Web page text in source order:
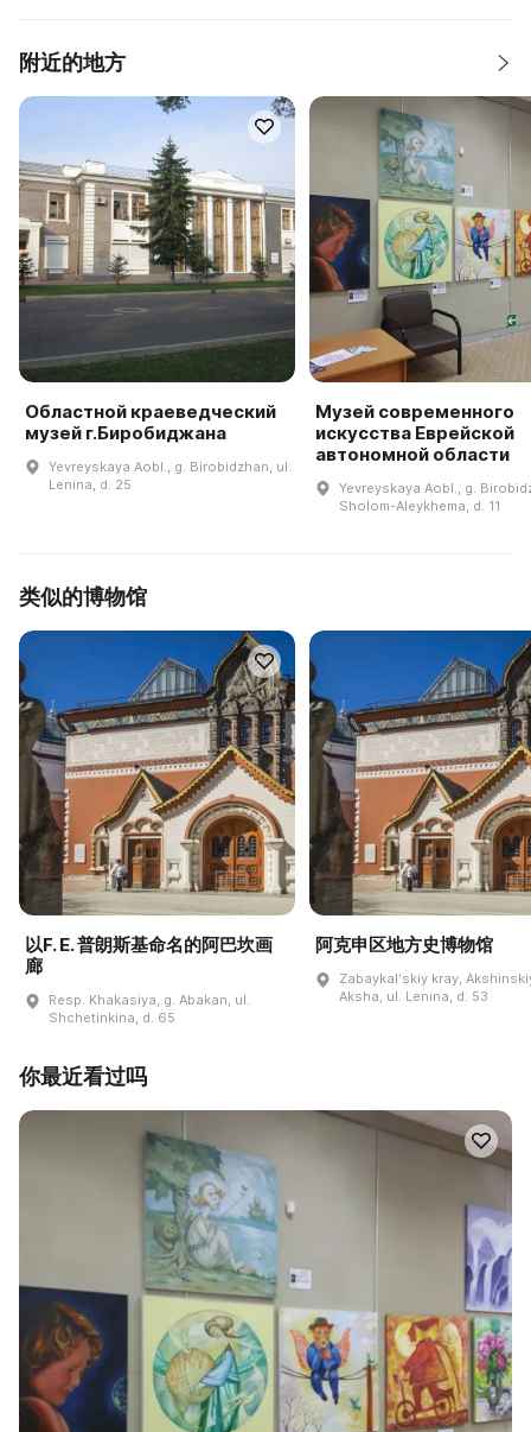
附近的地方
Областной краеведческий
музей г.Биробиджана
Yevreyskaya Aobl., g. Birobidzhan, ul.
Lenina, d. 25
Музей современного
искусства Еврейской
автономной области
Yevreyskaya Aobl., g.
Sholom-Aleykhema, d. 11
类似的博物馆
以F. E. 普朗斯基命名的阿巴坎画
廊
Resp. Khakasiya, g. Abakan, ul.
Shchetinkina, d. 65
阿克申区地方史博物馆
Zabaykalʹskiy kray,
Aksha, ul. Lenina, d. 53
你最近看过吗